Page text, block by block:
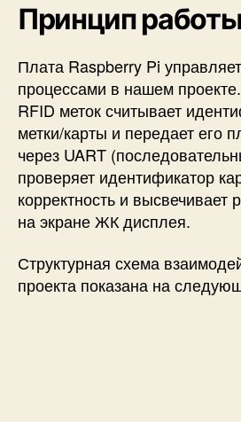
Принцип
Плата Raspberry Pi
процессами в нашем
RFID меток считывает
метки/карты и передает его
через UART
проверяет идентификатор
корректность и высвечивает
на экране ЖК дисплея.
Структурная схема
проекта показана на